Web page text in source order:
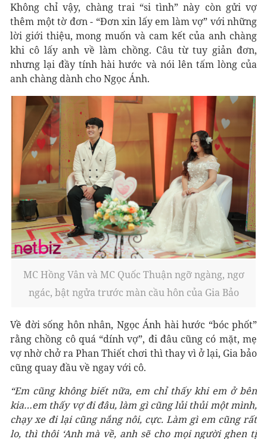
Không chỉ vậy, chàng trai “si tình” này còn gửi vợ
thêm một tờ đơn - “Đơn xin lấy em làm vợ” với những
lời giới thiệu, mong muốn và cam kết của anh chàng
khi cô lấy anh về làm chồng. Câu từ tuy giản đơn,
nhưng lại đầy tính hài hước và nói lên tấm lòng của
anh chàng dành cho Ngọc Ánh.
MC Hồng Vân và MC Quốc Thuận ngỡ ngàng, ngơ
ngác, bật ngửa trước màn cầu hôn của Gia Bảo
Về đời sống hôn nhân, Ngọc Ánh hài hước “bóc phốt”
rằng chồng cô quá “dính vợ”, đi đâu cũng có mặt, mẹ
vợ nhờ chở ra Phan Thiết chơi thì thay vì ở lại, Gia bảo
cũng quay đầu về ngay với cô.
“Em cũng không biết nữa, em chỉ thấy khi em ở bên
kia…em thấy vợ đi đâu, làm gì cũng lủi thủi một mình,
chạy xe đi lại cũng nắng nôi, cực. Làm gì em cũng rất
lo, thì thôi ‘Anh mà về, anh sẽ cho mọi người ghen tị